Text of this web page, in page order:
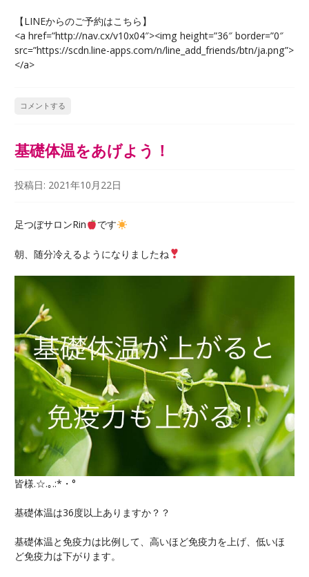
【LINEからのご予約はこちら】
<a href=”http://nav.cx/v10x04″><img height=”36″ border=”0″
src=”https://scdn.line-apps.com/n/line_add_friends/btn/ja.png”>
</a>
コメントする
基礎体温をあげよう！
投稿日: 2021年10月22日
足つぼサロンRin です
朝、随分冷えるようになりましたね
皆様.☆.｡.:*・°
基礎体温は36度以上ありますか？？
基礎体温と免疫力は比例して、高いほど免疫力を上げ、低いほ
ど免疫力は下がります。